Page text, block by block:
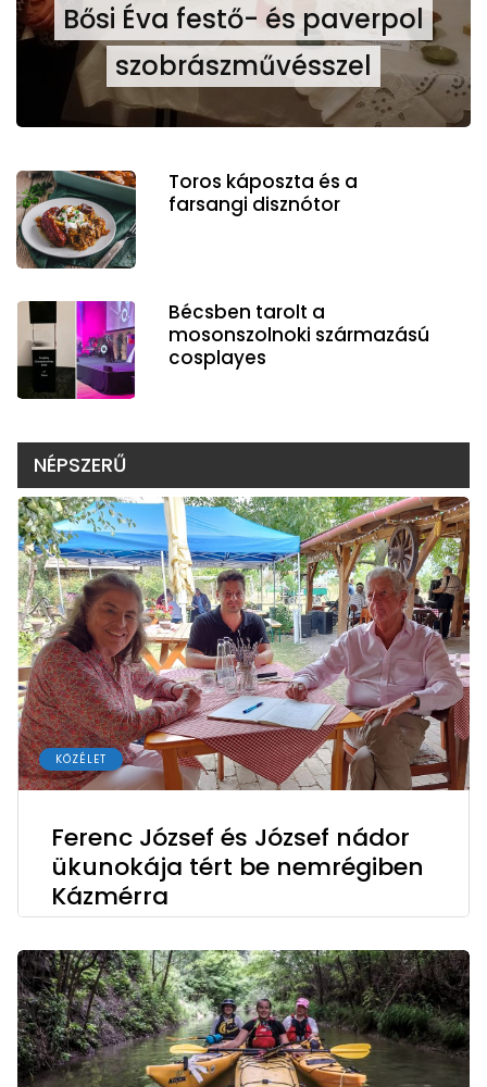
Bősi Éva festő- és paverpol
szobrászművésszel
Toros káposzta és a
farsangi disznótor
Bécsben tarolt a
mosonszolnoki származású
cosplayes
NÉPSZERŰ
KÖZÉLET
Ferenc József és József nádor
ükunokája tért be nemrégiben
Kázmérra